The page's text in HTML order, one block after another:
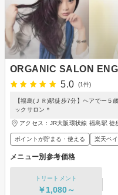
ORGANIC SALON
5.0
(1件)
【福島(ＪＲ)駅徒歩7分】ヘアでー５
ックサロン＊
アクセス：JR大阪環状線 福島駅
ポイントが貯まる・使える 楽天ペ
メニュー別参考価格
トリートメント
￥1,080～